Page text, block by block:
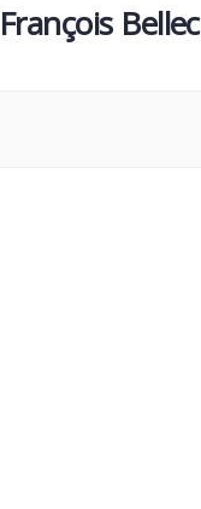
François Bellec